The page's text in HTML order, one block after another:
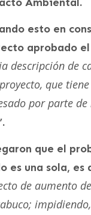
esto en
aprobado
descripción de
que
por parte
que el
es una sola, es
de aumento